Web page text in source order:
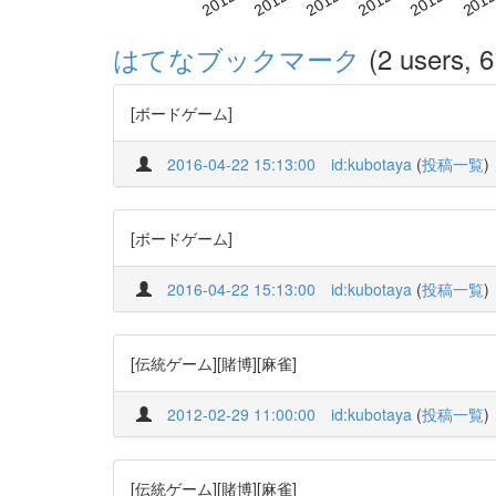
はてなブックマーク (2 users,
[ボードゲーム]
2016-04-22 15:13:00 id:kubotaya (投稿一覧)
[ボードゲーム]
2016-04-22 15:13:00 id:kubotaya (投稿一覧)
[伝統ゲーム][賭博][麻雀]
2012-02-29 11:00:00 id:kubotaya (投稿一覧)
[伝統ゲーム][賭博][麻雀]